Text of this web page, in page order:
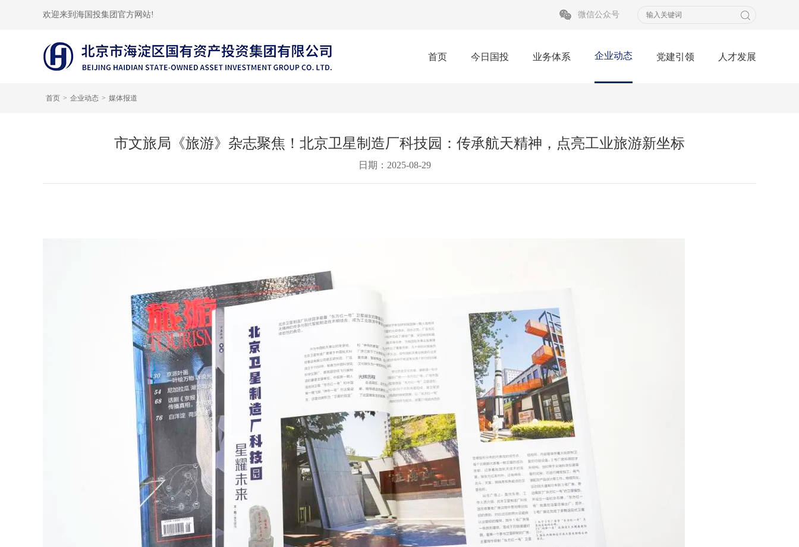
欢迎来到海国投集团官方网站! 微信公众号
首页 今日国投 业务体系 企业动态 党建引领 人才发展
首页 企业动态 媒体报道
市文旅局《旅游》杂志聚焦！北京卫星制造厂科技园：传承航天精神，点亮工业旅游新坐标
日期：2025-08-29